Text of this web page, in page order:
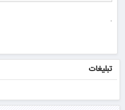
.
تبلیغات